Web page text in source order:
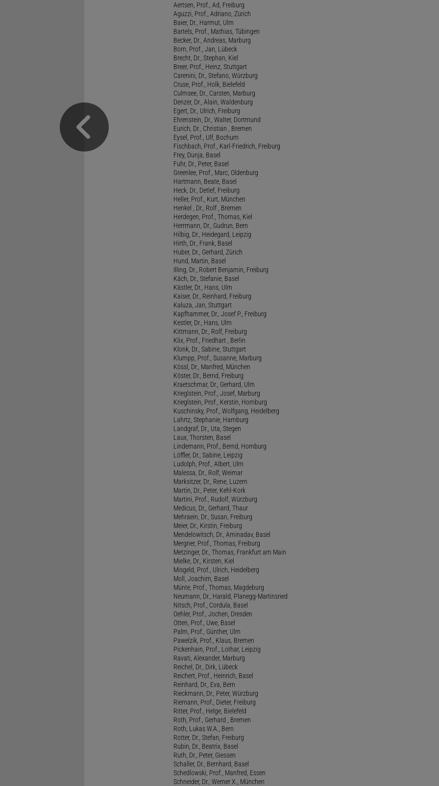
Aertsen, Prof., Ad, Freiburg
Aguzzi, Prof., Adriano, Zürich
Baier, Dr., Harmut, Ulm
Bartels, Prof., Mathias, Tübingen
Becker, Dr., Andreas, Marburg
Born, Prof., Jan, Lübeck
Brecht, Dr., Stephan, Kiel
Breer, Prof., Heinz, Stuttgart
Carenini, Dr., Stefano, Würzburg
Cruse, Prof., Holk, Bielefeld
Culmsee, Dr., Carsten, Marburg
Denzer, Dr., Alain, Waldenburg
Egert, Dr., Ulrich, Freiburg
Ehrenstein, Dr., Walter, Dortmund
Eurich, Dr., Christian , Bremen
Eysel, Prof., Ulf, Bochum
Fischbach, Prof., Karl-Friedrich, Freiburg
Frey, Dunja, Basel
Fuhr, Dr., Peter, Basel
Greenlee, Prof., Marc, Oldenburg
Hartmann, Beate, Basel
Heck, Dr., Detlef, Freiburg
Heller, Prof., Kurt, München
Henkel , Dr., Rolf , Bremen
Herdegen, Prof., Thomas, Kiel
Herrmann, Dr., Gudrun, Bern
Hilbig, Dr., Heidegard, Leipzig
Hirth, Dr., Frank, Basel
Huber, Dr., Gerhard, Zürich
Hund, Martin, Basel
Illing, Dr., Robert Benjamin, Freiburg
Käch, Dr., Stefanie, Basel
Kästler, Dr., Hans, Ulm
Kaiser, Dr., Reinhard, Freiburg
Kaluza, Jan, Stuttgart
Kapfhammer, Dr., Josef P., Freiburg
Kestler, Dr., Hans, Ulm
Kittmann, Dr., Rolf, Freiburg
Klix, Prof., Friedhart , Berlin
Klonk, Dr., Sabine, Stuttgart
Klumpp, Prof., Susanne, Marburg
Kössl, Dr., Manfred, München
Köster, Dr., Bernd, Freiburg
Kraetschmar, Dr., Gerhard, Ulm
Krieglstein, Prof., Josef, Marburg
Krieglstein, Prof., Kerstin, Homburg
Kuschinsky, Prof., Wolfgang, Heidelberg
Lahrtz, Stephanie, Hamburg
Landgraf, Dr., Uta, Stegen
Laux, Thorsten, Basel
Lindemann, Prof., Bernd, Homburg
Löffler, Dr., Sabine, Leipzig
Ludolph, Prof., Albert, Ulm
Malessa, Dr., Rolf, Weimar
Marksitzer, Dr., Rene, Luzern
Martin, Dr., Peter, Kehl-Kork
Martini, Prof., Rudolf, Würzburg
Medicus, Dr., Gerhard, Thaur
Mehraein, Dr., Susan, Freiburg
Meier, Dr., Kirstin, Freiburg
Mendelowitsch, Dr., Aminadav, Basel
Mergner, Prof., Thomas, Freiburg
Metzinger, Dr., Thomas, Frankfurt am Main
Mielke, Dr., Kirsten, Kiel
Misgeld, Prof., Ulrich, Heidelberg
Moll, Joachim, Basel
Münte, Prof., Thomas, Magdeburg
Neumann, Dr., Harald, Planegg-Martinsried
Nitsch, Prof., Cordula, Basel
Oehler, Prof., Jochen, Dresden
Otten, Prof., Uwe, Basel
Palm, Prof., Günther, Ulm
Pawelzik, Prof., Klaus, Bremen
Pickenhain, Prof., Lothar, Leipzig
Ravati, Alexander, Marburg
Reichel, Dr., Dirk, Lübeck
Reichert, Prof., Heinrich, Basel
Reinhard, Dr., Eva, Bern
Rieckmann, Dr., Peter, Würzburg
Riemann, Prof., Dieter, Freiburg
Ritter, Prof., Helge, Bielefeld
Roth, Prof., Gerhard , Bremen
Roth, Lukas W.A., Bern
Rotter, Dr., Stefan, Freiburg
Rubin, Dr., Beatrix, Basel
Ruth, Dr., Peter, Giessen
Schaller, Dr., Bernhard, Basel
Schedlowski, Prof., Manfred, Essen
Schneider, Dr., Werner X., München